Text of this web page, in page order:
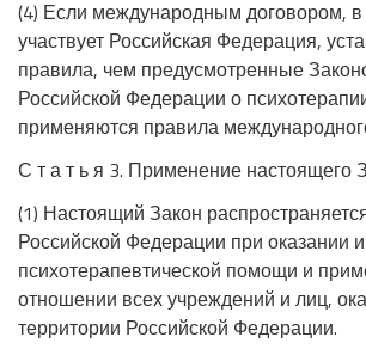
(4) Если международным договором, в
участвует Российская Федерация,
правила, чем предусмотренные
Российской Федерации о
применяются правила
С т а т ь я 3. Применение настоящего
(1) Настоящий Закон
Российской Федерации при оказании
психотерапевтической помощи и
отношении всех учреждений и лиц,
территории Российской Федерации.